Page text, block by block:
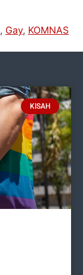
, Gay, KOMNAS
KISAH